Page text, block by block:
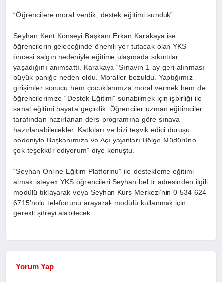
“Öğrencilere moral verdik, destek eğitimi sunduk”
Seyhan Kent Konseyi Başkanı Erkan Karakaya ise
öğrencilerin geleceğinde önemli yer tutacak olan YKS
öncesi salgın nedeniyle eğitime ulaşmada sıkıntılar
yaşadığını anımsattı. Karakaya “Sınavın 1 ay geri alınması
büyük paniğe neden oldu. Moraller bozuldu. Yaptığımız
girişimler sonucu hem çocuklarımıza moral vermek hem de
öğrencilerimize “Destek Eğitimi” sunabilmek için işbirliği ile
sanal eğitimi hayata geçirdik. Öğrenciler uzman eğitimciler
tarafından hazırlanan ders programına göre sınava
hazırlanabilecekler. Katkıları ve bizi teşvik edici duruşu
nedeniyle Başkanımıza ve Açı yayınları Bölge Müdürüne
çok teşekkür ediyorum” diye konuştu.
“Seyhan Online Eğitim Platformu” ile destekleme eğitimi
almak isteyen YKS öğrencileri Seyhan.bel.tr adresinden ilgili
modülü tıklayarak veya Seyhan Kurs Merkezi’nin 0 534 624
6715’nolu telefonunu arayarak modülü kullanmak için
gerekli şifreyi alabilecek
Yorum Yap